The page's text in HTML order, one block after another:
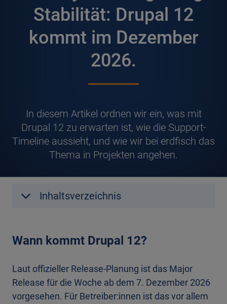
Stabilität: Drupal 12
kommt im Dezember
2026.
In diesem Artikel ordnen wir ein, was mit
Drupal 12 zu erwarten ist, wie die Support-
Timeline aussieht, und wie wir bei erdfisch das
Thema in Projekten angehen.
Inhaltsverzeichnis
Wann kommt Drupal 12?
Laut offizieller Release-Planung ist das Major
Release für die Woche ab dem 7. Dezember 2026
vorgesehen. Für Betreiber:innen ist das vor allem